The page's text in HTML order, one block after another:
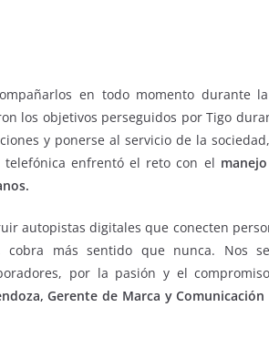
en todo momento durante
los objetivos perseguidos por Tigo
y ponerse al servicio de la
enfrentó el reto con el
autopistas digitales que conecten
cobra más sentido que nunca. Nos
por la pasión y el
Gerente de Marca y